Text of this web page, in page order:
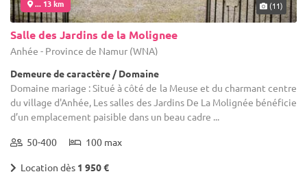
... 13 km (11)
Salle des Jardins de la Molignee
Anhée - Province de Namur (WNA)
Demeure de caractère / Domaine
Domaine mariage : Situé à côté de la Meuse et du charmant centre
du village d'Anhée, Les salles des Jardins De La Molignée bénéficie
d’un emplacement paisible dans un beau cadre ...
50-400 100 max
Location dès 1 950 €